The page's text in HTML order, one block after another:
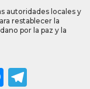
autoridades locales y
restablecer la
por la paz y la